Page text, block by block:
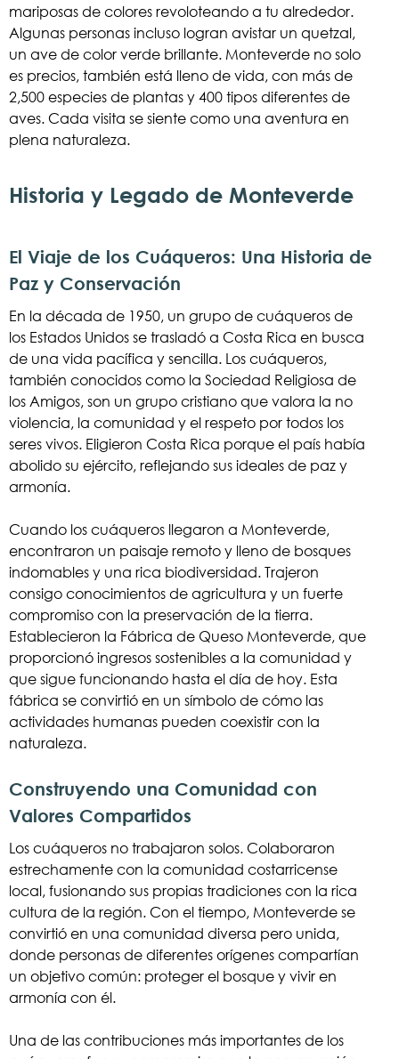
mariposas de colores revoloteando a tu alrededor.
Algunas personas incluso logran avistar un quetzal,
un ave de color verde brillante. Monteverde no solo
es precios, también está lleno de vida, con más de
2,500 especies de plantas y 400 tipos diferentes de
aves. Cada visita se siente como una aventura en
plena naturaleza.
Historia y Legado de Monteverde
El Viaje de los Cuáqueros: Una Historia de
Paz y Conservación
En la década de 1950, un grupo de cuáqueros de
los Estados Unidos se trasladó a Costa Rica en busca
de una vida pacífica y sencilla. Los cuáqueros,
también conocidos como la Sociedad Religiosa de
los Amigos, son un grupo cristiano que valora la no
violencia, la comunidad y el respeto por todos los
seres vivos. Eligieron Costa Rica porque el país había
abolido su ejército, reflejando sus ideales de paz y
armonía.
Cuando los cuáqueros llegaron a Monteverde,
encontraron un paisaje remoto y lleno de bosques
indomables y una rica biodiversidad. Trajeron
consigo conocimientos de agricultura y un fuerte
compromiso con la preservación de la tierra.
Establecieron la Fábrica de Queso Monteverde, que
proporcionó ingresos sostenibles a la comunidad y
que sigue funcionando hasta el día de hoy. Esta
fábrica se convirtió en un símbolo de cómo las
actividades humanas pueden coexistir con la
naturaleza.
Construyendo una Comunidad con
Valores Compartidos
Los cuáqueros no trabajaron solos. Colaboraron
estrechamente con la comunidad costarricense
local, fusionando sus propias tradiciones con la rica
cultura de la región. Con el tiempo, Monteverde se
convirtió en una comunidad diversa pero unida,
donde personas de diferentes orígenes compartían
un objetivo común: proteger el bosque y vivir en
armonía con él.
Una de las contribuciones más importantes de los